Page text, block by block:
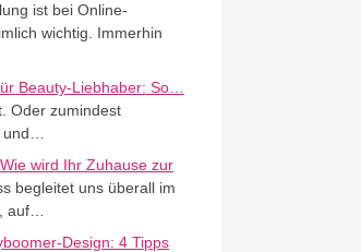
ist bei Online-
wichtig. Immerhin
Beauty-Liebhaber: So…
Oder zumindest
wird Ihr Zuhause zur
begleitet uns überall im
auf…
Design: 4 Tipps